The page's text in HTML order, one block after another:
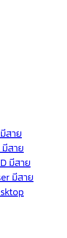
สาย
มีสาย
มีสาย
มีสาย